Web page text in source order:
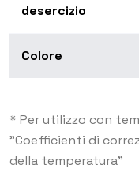
desercizio
Colore
* Per utilizzo con
"Coefficienti di
della temperatura"